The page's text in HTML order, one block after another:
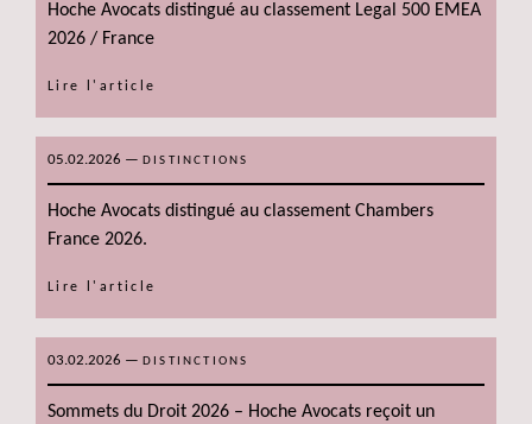
Hoche Avocats distingué au classement Legal 500 EMEA
2026 / France
Lire l'article
05.02.2026 — DISTINCTIONS
Hoche Avocats distingué au classement Chambers
France 2026.
Lire l'article
03.02.2026 — DISTINCTIONS
Sommets du Droit 2026 – Hoche Avocats reçoit un